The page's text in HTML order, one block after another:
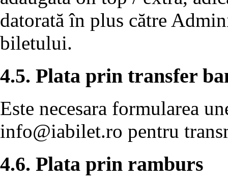
datorată în plus către
biletului.
4.5. Plata prin transfer
Este necesara formularea
info@iabilet.ro pentru
4.6. Plata prin ramburs